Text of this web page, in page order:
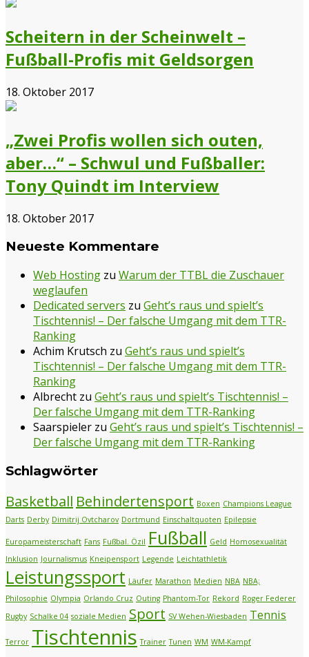
Scheitern in der Scheinwelt –
Fußball-Profis mit Geldsorgen
18. Oktober 2017
„Zwei Profis wollen sich outen,
aber…“ – Schwul und Fußballer:
Tony Quindt im Interview
18. Oktober 2017
Neueste Kommentare
Web Hosting zu Warum der TTBL die Zuschauer
weglaufen
Dedicated servers zu Geht’s raus und spielt’s
Tischtennis! – Der falsche Umgang mit dem TTR-
Ranking
Achim Krutsch zu Geht’s raus und spielt’s
Tischtennis! – Der falsche Umgang mit dem TTR-
Ranking
Albrecht zu Geht’s raus und spielt’s Tischtennis! –
Der falsche Umgang mit dem TTR-Ranking
Saarspieler zu Geht’s raus und spielt’s Tischtennis! –
Der falsche Umgang mit dem TTR-Ranking
Schlagwörter
Basketball Behindertensport Boxen Champions League
Darts Derby Dimitrij Ovtcharov Dortmund Einschaltquoten Epilepsie
Europameisterschaft Fans Fußbal. Özil Fußball Geld Homosexualität
Inklusion Journalismus Kneipensport Legende Leichtathletik
Leistungssport Läufer Marathon Medien NBA NBA;
Philosophie Olympia Orlando Cruz Outing Phantom-Tor Rekord Roger Federer
Rugby Schalke 04 soziale Medien Sport SV Wehen-Wiesbaden Tennis
Terror Tischtennis Trainer Tunen WM WM-Kampf